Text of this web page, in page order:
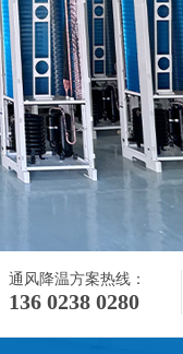
通风降温方案热线：
136 0238 0280